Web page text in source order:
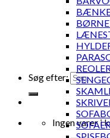
Søg efter:
Ingen varer i